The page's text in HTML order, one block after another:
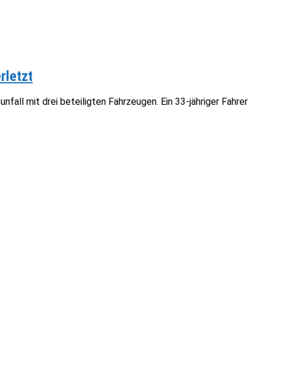
mit drei beteiligten Fahrzeugen. Ein 33-jähriger Fahrer